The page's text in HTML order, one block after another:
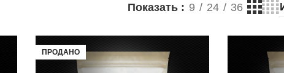
Показать 9 24 36
ПРОДАНО